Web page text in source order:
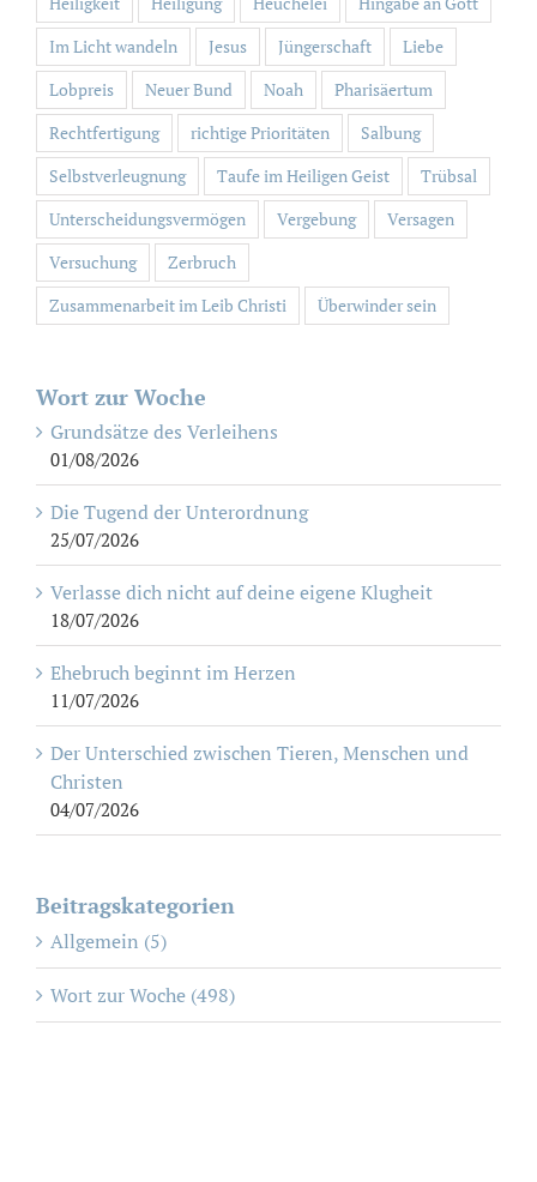
Im Licht wandeln
Jesus Jüngerschaft
Liebe
Lobpreis
Neuer Bund Noah
Pharisäertum
Rechtfertigung
richtige Prioritäten
Salbung
Selbstverleugnung
Taufe im Heiligen Geist
Trübsal
Unterscheidungsvermögen
Vergebung
Versagen
Versuchung
Zerbruch
Zusammenarbeit im Leib Christi
Überwinder sein
Wort zur Woche
Grundsätze des Verleihens
01/08/2026
Die Tugend der Unterordnung
25/07/2026
Verlasse dich nicht auf deine eigene Klugheit
18/07/2026
Ehebruch beginnt im Herzen
11/07/2026
Der Unterschied zwischen Tieren, Menschen und
Christen
04/07/2026
Beitragskategorien
Allgemein (5)
Wort zur Woche (498)